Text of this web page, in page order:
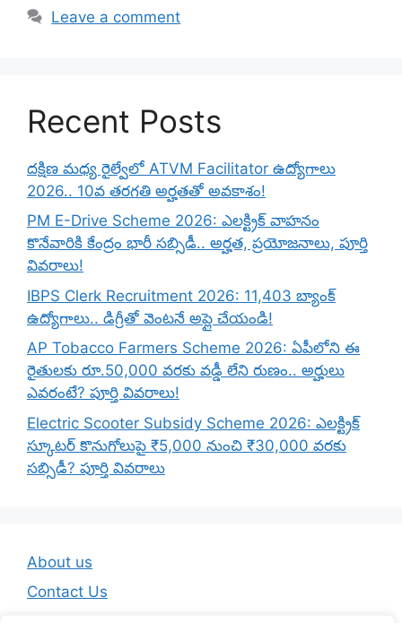
Leave a comment
Recent Posts
దక్షిణ మధ్య రైల్వేలో ATVM Facilitator ఉద్యోగాలు
2026.. 10వ తరగతి అర్హతతో అవకాశం!
PM E-Drive Scheme 2026: ఎలక్ట్రిక్ వాహనం
కొనేవారికి కేంద్రం భారీ సబ్సిడీ.. అర్హత, ప్రయోజనాలు, పూర్తి
వివరాలు!
IBPS Clerk Recruitment 2026: 11,403 బ్యాంక్
ఉద్యోగాలు.. డిగ్రీతో వెంటనే అప్లై చేయండి!
AP Tobacco Farmers Scheme 2026: ఏపీలోని ఈ
రైతులకు రూ.50,000 వరకు వడ్డీ లేని రుణం.. అర్హులు
ఎవరంటే? పూర్తి వివరాలు!
Electric Scooter Subsidy Scheme 2026: ఎలక్ట్రిక్
స్కూటర్ కొనుగోలుపై ₹5,000 నుంచి ₹30,000 వరకు
సబ్సిడీ? పూర్తి వివరాలు
About us
Contact Us